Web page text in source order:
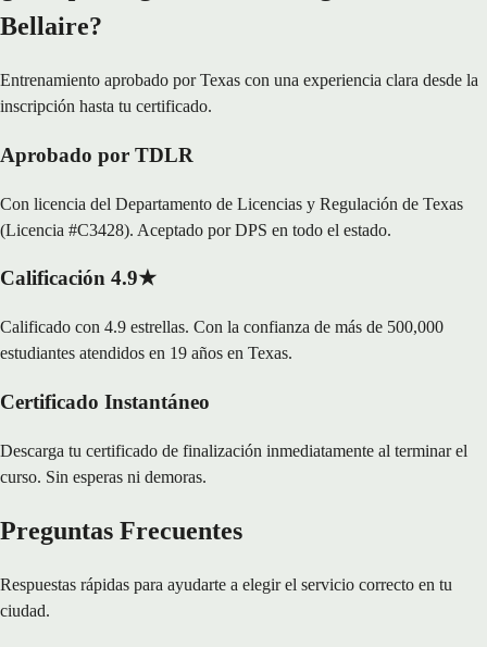
Bellaire?
Entrenamiento aprobado por Texas con una experiencia clara desde la
inscripción hasta tu certificado.
Aprobado por TDLR
Con licencia del Departamento de Licencias y Regulación de Texas
(Licencia #C3428). Aceptado por DPS en todo el estado.
Calificación 4.9★
Calificado con 4.9 estrellas. Con la confianza de más de 500,000
estudiantes atendidos en 19 años en Texas.
Certificado Instantáneo
Descarga tu certificado de finalización inmediatamente al terminar el
curso. Sin esperas ni demoras.
Preguntas Frecuentes
Respuestas rápidas para ayudarte a elegir el servicio correcto en tu
ciudad.